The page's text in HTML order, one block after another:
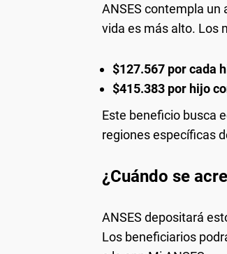
ANSES contempla un
vida es más alto. Los
$127.567 por cada
$415.383 por hijo
Este beneficio busca
regiones específicas
¿Cuándo se
ANSES depositará
Los beneficiarios